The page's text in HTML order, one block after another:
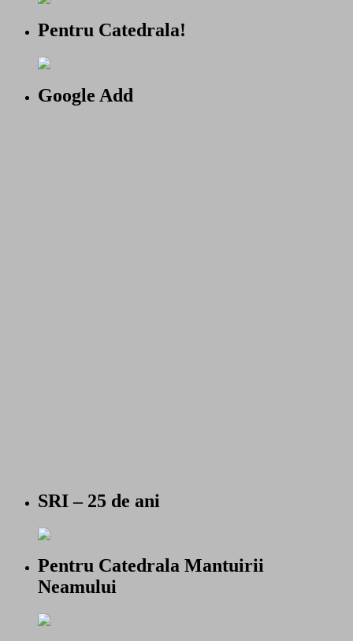
Pentru Catedrala!
Google Add
SRI – 25 de ani
Pentru Catedrala Mantuirii
Neamului